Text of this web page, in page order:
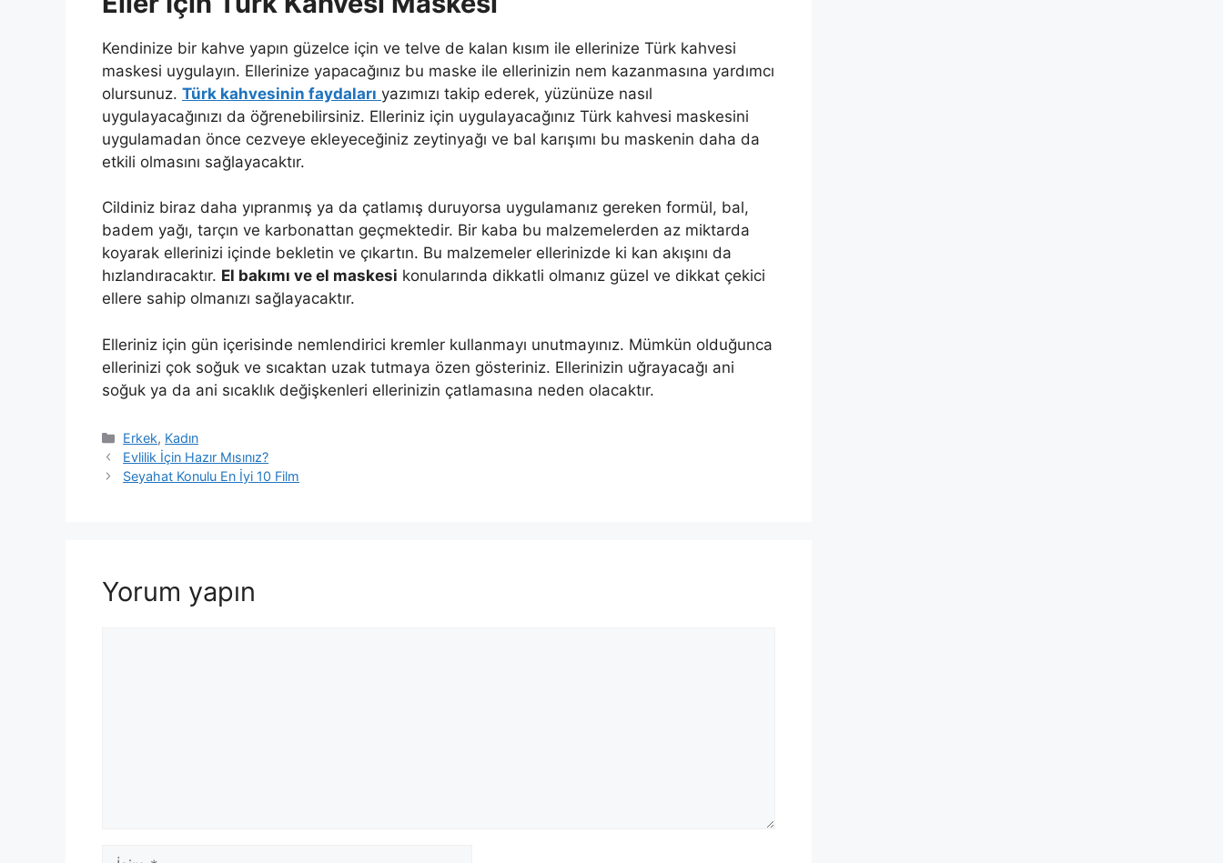
Kendinize bir kahve yapın güzelce için ve telve de kalan kısım ile ellerinize Türk kahvesi
maskesi uygulayın. Ellerinize yapacağınız bu maske ile ellerinizin nem kazanmasına yardımcı
olursunuz. Türk kahvesinin faydaları yazımızı takip ederek, yüzünüze nasıl
uygulayacağınızı da öğrenebilirsiniz. Elleriniz için uygulayacağınız Türk kahvesi maskesini
uygulamadan önce cezveye ekleyeceğiniz zeytinyağı ve bal karışımı bu maskenin daha da
etkili olmasını sağlayacaktır.
Cildiniz biraz daha yıpranmış ya da çatlamış duruyorsa uygulamanız gereken formül, bal,
badem yağı, tarçın ve karbonattan geçmektedir. Bir kaba bu malzemelerden az miktarda
koyarak ellerinizi içinde bekletin ve çıkartın. Bu malzemeler ellerinizde ki kan akışını da
hızlandıracaktır. El bakımı ve el maskesi konularında dikkatli olmanız güzel ve dikkat çekici
ellere sahip olmanızı sağlayacaktır.
Elleriniz için gün içerisinde nemlendirici kremler kullanmayı unutmayınız. Mümkün olduğunca
ellerinizi çok soğuk ve sıcaktan uzak tutmaya özen gösteriniz. Ellerinizin uğrayacağı ani
soğuk ya da ani sıcaklık değişkenleri ellerinizin çatlamasına neden olacaktır.
Kategoriler
Erkek, Kadın
Evlilik İçin Hazır Mısınız?
Seyahat Konulu En İyi 10 Film
Yorum yapın
İsim